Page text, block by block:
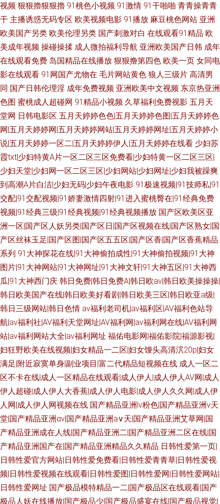
视频 狠狠擼狠狠擼 91桃色小视频 91激情 91干啪啪 青青操青青
干 主播诱惑无码专区 欧美视频电影 91播放 麻豆桃色网站 亚洲
欧美国产另类 欧美伦理另类 国产刺激对白 在线观看91精品 欧
美成年视频 操碰操揉 成人微拍福利导航 亚洲欧美国产日韩 成年
在线观看免费 岛国精品在线播放 狠狠撸第四色 欧美一页 女同电
影在线观看 91网国产尤物在 毛片网站黄色 狼人三级片 高清男
同 国产日韩伦理淫 成年免费视频 亚洲欧美中文视频 东京热亚洲
色图 蜜桃成人超碰网 91精品小视频 久草福利免费视影 五月天
堂网 日韩电影区 五月天婷婷色色|五月天婷婷色图|五月天婷婷色
网|五月天婷婷网|五月天婷婷网站|五月天婷婷网址|五月天婷婷小
说|五月天婷婷一区二|五月天婷婷伊人|五月天婷婷在线看 少妇苏
霞txt|少妇特黄A片一区二区三区免费看|少妇特黄一区二区三区|
少妇天堂|少妇网一区二区三区|少妇网站|少妇网址|少妇我被躁爽
到高潮A片白洁|少妇无码|少妇午夜电影 91极速视频|91技师私|91
交配|91交配视频|91娇妻激情四射|91进入蜜桃臀在|91经典免费
视频|91经典三级|91经典视频|91经典视频播放 国产区欧美区亚
洲一区|国产区人妖另类|国产区日|国产区视频在线|国产区熟女|国
产区丝袜玉足|国产区图|国产区五五区|国产区香|国产区香蕉精品
系列 91大神探花在线|91大神偷拍成性|91大神偷拍视频|91大神
图片|91大神网站|91大神网址|91大神文轩|91大神五区|91大神西
瓜|91大神西门庆 韩日免费|韩日免费A|韩日欧av|韩日欧美操操操|
韩日欧美国产在线|韩日欧美好看剧|韩日欧美三区|韩日欧亚a级|
韩日三级网站|韩日色情 av福利老司机|av福利区|AV福利色站导
航|av福利社|AV福利天堂网址|AV福利网|av福利网在线|AV福利网
站|av福利网站大全|av福利网址 福佑电影网|福佑影院|福源影视|
妇狂野欧美在线视频|妇女精品一二区|妇女馒头高清泬20p|妇女
满足|附近寂寞单身|副业项目|富二代精品短视频在线 成人一区二
区不卡在线|成人一区精品在线观看|成人伊人|成人伊人AV网|成人
伊人超碰|成人伊人大香蕉|成人伊人电影|成人伊人久久网|成人伊
人网|成人伊人网视频在线 国产精品亚洲lv粉色|国产精品亚洲v天
堂|国产精品亚洲αv|国产精品亚洲а∨天|国产精品亚洲艾草网|国
产精品亚洲成在人线|国产精品亚洲二|国产精品亚洲二区在线|国
产精品亚洲国产在|国产精品亚洲精品久久精品 日韩性爱第一页|
日韩性爱官方网站|日韩性爱免费看|日韩性爱青青草|日韩性爱视
频|日韩性爱视频在线观看|日韩性爱图|日韩性爱网|日韩性爱网站|
日韩性爱网址 国产极品模特精品一二|国产极品区在线观看|国产
极品人妖在线播放|国产极品少|国产极品盛宴在线|国产极品视觉|